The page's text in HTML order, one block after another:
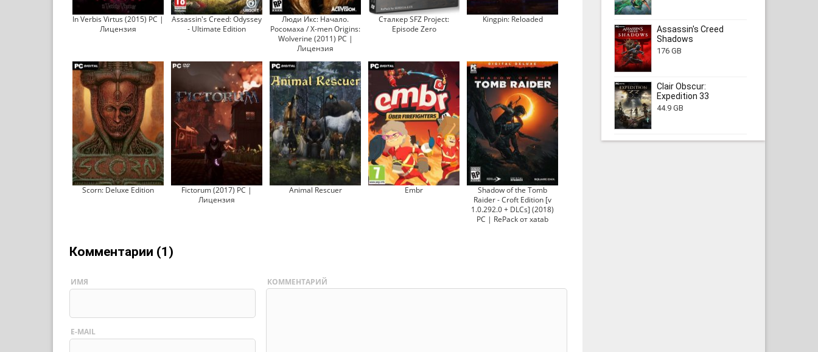
In Verbis Virtus (2015) PC |
Лицензия
Assassin's Creed: Odyssey
- Ultimate Edition
Люди Икс: Начало.
Росомаха / X-men Origins:
Wolverine (2011) PC |
Лицензия
Сталкер SFZ Project:
Episode Zero
Kingpin: Reloaded
Scorn: Deluxe Edition
Fictorum (2017) PC |
Лицензия
Animal Rescuer Embr
Shadow of the Tomb
Raider - Croft Edition [v
1.0.292.0 + DLCs] (2018)
PC | RePack от xatab
Комментарии (1)
ИМЯ
E-MAIL
КОММЕНТАРИЙ
Assassin's Creed
Shadows
176 GB
Clair Obscur:
Expedition 33
44.9 GB